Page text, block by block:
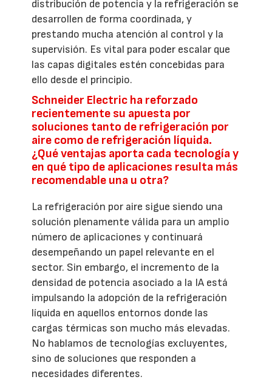
distribución de potencia y la refrigeración se
desarrollen de forma coordinada, y
prestando mucha atención al control y la
supervisión. Es vital para poder escalar que
las capas digitales estén concebidas para
ello desde el principio.
Schneider Electric ha reforzado
recientemente su apuesta por
soluciones tanto de refrigeración por
aire como de refrigeración líquida.
¿Qué ventajas aporta cada tecnología y
en qué tipo de aplicaciones resulta más
recomendable una u otra?
La refrigeración por aire sigue siendo una
solución plenamente válida para un amplio
número de aplicaciones y continuará
desempeñando un papel relevante en el
sector. Sin embargo, el incremento de la
densidad de potencia asociado a la IA está
impulsando la adopción de la refrigeración
líquida en aquellos entornos donde las
cargas térmicas son mucho más elevadas.
No hablamos de tecnologías excluyentes,
sino de soluciones que responden a
necesidades diferentes.